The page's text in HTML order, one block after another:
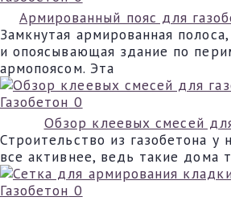
Армированный пояс для
Замкнутая армированная
и опоясывающая здание по
армопоясом. Эта
Газобетон 0
Обзор клеевых смесей
Строительство из газобетона у
все активнее, ведь такие дома
Газобетон 0